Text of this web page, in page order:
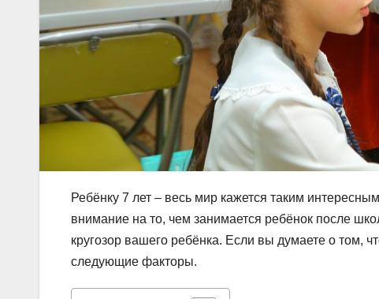
Ребёнку 7 лет – весь мир кажется таким
внимание на то, чем занимается ребёнок после
кругозор вашего ребёнка. Если вы думаете о том,
следующие факторы.